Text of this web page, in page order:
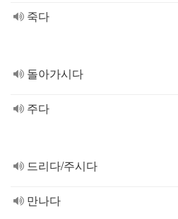
죽다
돌아가시다
주다
드리다/주시다
만나다